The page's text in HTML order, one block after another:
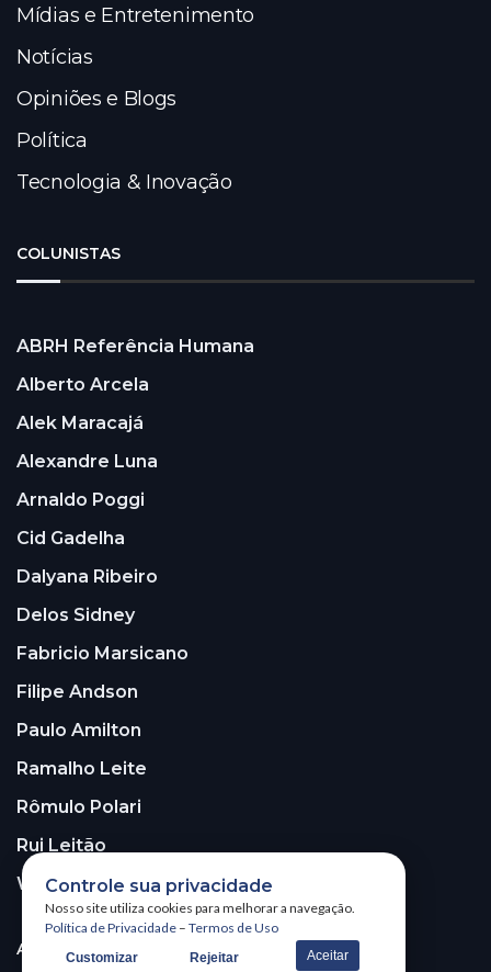
Mídias e Entretenimento
Notícias
Opiniões e Blogs
Política
Tecnologia & Inovação
COLUNISTAS
ABRH Referência Humana
Alberto Arcela
Alek Maracajá
Alexandre Luna
Arnaldo Poggi
Cid Gadelha
Dalyana Ribeiro
Delos Sidney
Fabricio Marsicano
Filipe Andson
Paulo Amilton
Ramalho Leite
Rômulo Polari
Rui Leitão
Walter Santos
ASSINE A NOSSA NEWSLETTER!
Controle sua privacidade
Nosso site utiliza cookies para melhorar a navegação.
Política de Privacidade – Termos de Uso
Customizar Rejeitar Aceitar